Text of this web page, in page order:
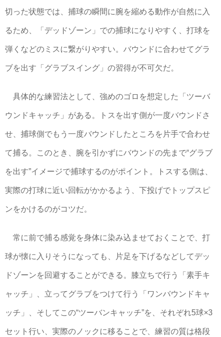
切った状態では、捕球の瞬間に腕を縮める動作が自然に入
るため、「デッドゾーン」での捕球になりやすく、打球を
弾くなどのミスに繋がりやすい。バウンドに合わせてグラ
ブを出す「グラブスイング」の習得が不可欠だ。
具体的な練習法として、強めのゴロを想定した「ツーバ
ウンドキャッチ」がある。トスを出す側が一度バウンドさ
せ、捕球側でもう一度バウンドしたところを片手で合わせ
て捕る。このとき、腕を引かずにバウンドの先まで“グラブ
を出す”イメージで捕球するのがポイント。トスする側は、
実際の打球に近い回転がかかるよう、下投げでトップスピ
ンをかけるのがコツだ。
常に前で捕る感覚を身体に染み込ませておくことで、打
球が懐に入りそうになっても、片足を下げるなどしてデッ
ドゾーンを回避することができる。膝立ちで行う「素手キ
ャッチ」、立ってグラブをつけて行う「ワンバウンドキャ
ッチ」、そしてこの“ツーバンキャッチ”を、それぞれ5球×3
セット行い、実際のノックに移ることで、練習の質は格段